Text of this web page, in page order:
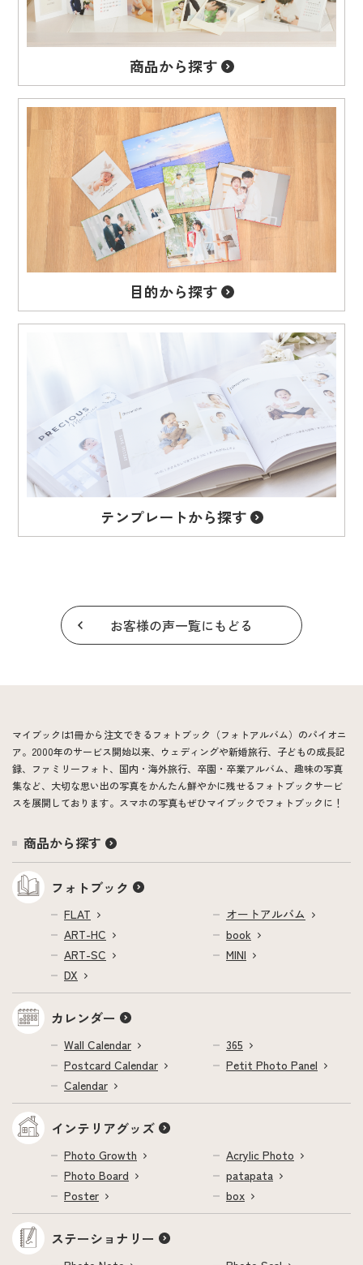
商品から探す
目的から探す
テンプレートから探す
お客様の声一覧にもどる
マイブックは1冊から注文できるフォトブック（フォトアルバム）のパイオニ
ア。2000年のサービス開始以来、ウェディングや新婚旅行、子どもの成長記
録、ファミリーフォト、国内・海外旅行、卒園・卒業アルバム、趣味の写真
集など、大切な思い出の写真をかんたん鮮やかに残せるフォトブックサービ
スを展開しております。スマホの写真もぜひマイブックでフォトブックに！
商品から探す
フォトブック
FLAT
ART-HC
ART-SC
DX
オートアルバム
book
MINI
カレンダー
Wall Calendar
Postcard Calendar
Calendar
365
Petit Photo Panel
インテリアグッズ
Photo Growth
Photo Board
Poster
Acrylic Photo
patapata
box
ステーショナリー